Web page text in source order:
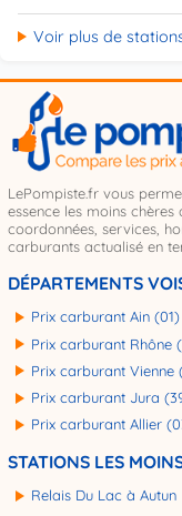
Voir plus de
LePompiste.fr vous
essence les moins
coordonnées, services,
carburants actualisé en
DÉPARTEMENTS
Prix carburant Ain (01)
Prix carburant Rhône
Prix carburant Vienne
Prix carburant Jura
Prix carburant Allier
STATIONS LES
Relais Du Lac à Autun